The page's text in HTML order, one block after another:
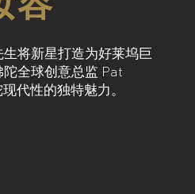
将新星打造为好莱坞巨
全球创意总监 Pat
代性的独特魅力。